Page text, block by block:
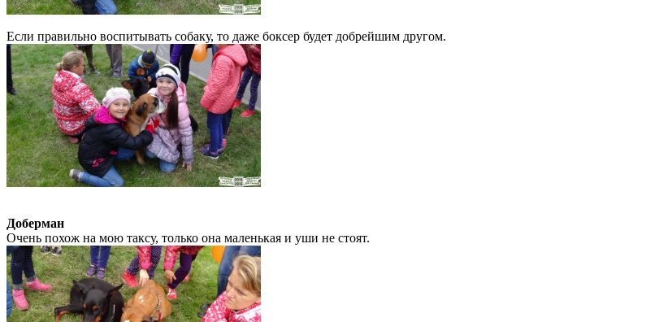
Если правильно воспитывать собаку, то даже боксер будет добрейшим другом.
Доберман
Очень похож на мою таксу, только она маленькая и уши не стоят.